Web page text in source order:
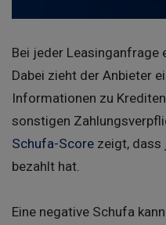
Bei jeder Leasinganfrage
Dabei zieht der Anbieter
Informationen zu
sonstigen
Schufa-Score zeigt, dass
bezahlt hat.
Eine negative Schufa